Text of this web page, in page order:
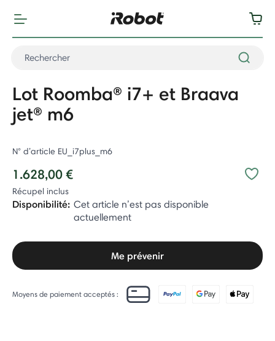
Lot Roomba® i7+ et Braava
jet® m6
N° d’article EU_i7plus_m6
1.628,00 €
Récupel inclus
Disponibilité: Cet article n’est pas disponible
actuellement
Me prévenir
Moyens de paiement acceptés :